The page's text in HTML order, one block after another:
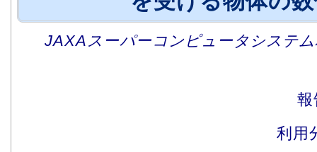
JAXAスーパーコンピュータシステ
報
利用